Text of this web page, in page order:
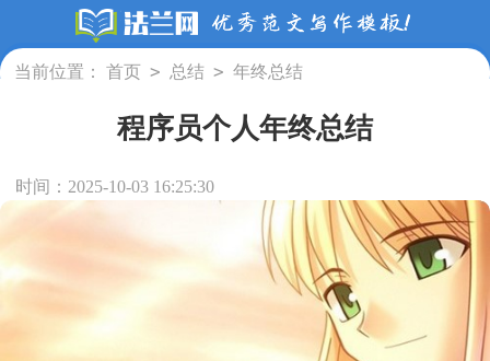
当前位置： 首页 > 总结 > 年终总结
程序员个人年终总结
时间：2025-10-03 16:25:30